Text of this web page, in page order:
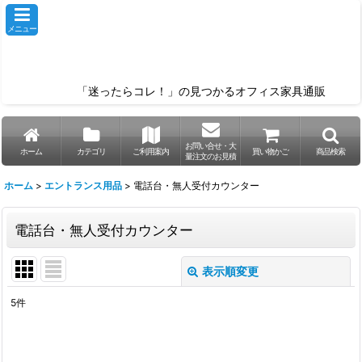
メニュー
「迷ったらコレ！」の見つかるオフィス家具通販
ホーム カテゴリ ご利用案内
お問い合せ・大
量注文のお見積
買い物かご 商品検索
ホーム > エントランス用品 > 電話台・無人受付カウンター
電話台・無人受付カウンター
表示順変更
5件